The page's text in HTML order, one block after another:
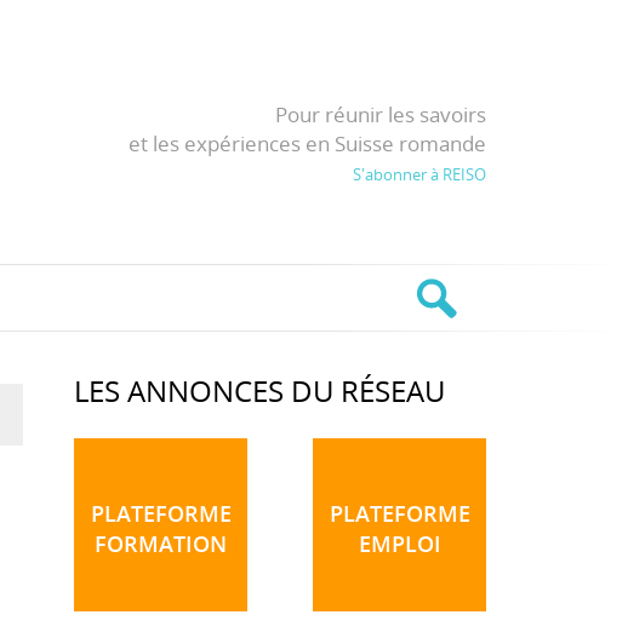
Pour réunir les savoirs
et les expériences en Suisse romande
S'abonner à REISO
LES ANNONCES DU RÉSEAU
PLATEFORME
FORMATION
PLATEFORME
EMPLOI